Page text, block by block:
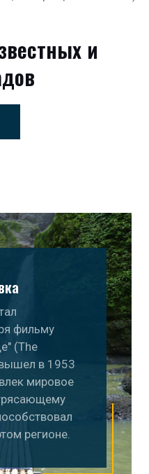
и
фильму
(The
в 1953
мировое
регионе.